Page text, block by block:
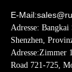
E-Mail:
Adresse: Bangkai
Shenzhen,
Adresse:Zimmer
Road 721-725,